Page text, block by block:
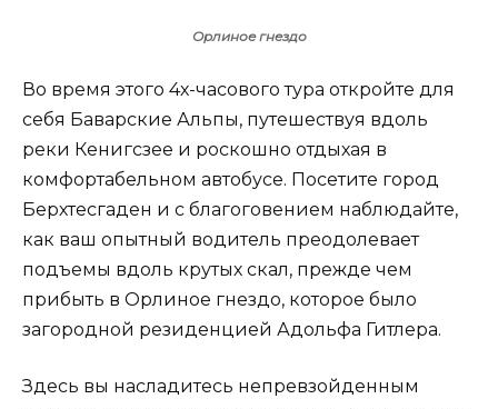
Орлиное гнездо
Во время этого 4х-часового тура откройте для
себя Баварские Альпы, путешествуя вдоль
реки Кенигсзее и роскошно отдыхая в
комфортабельном автобусе. Посетите город
Берхтесгаден и с благоговением наблюдайте,
как ваш опытный водитель преодолевает
подъемы вдоль крутых скал, прежде чем
прибыть в Орлиное гнездо, которое было
загородной резиденцией Адольфа Гитлера.
Здесь вы насладитесь непревзойденным